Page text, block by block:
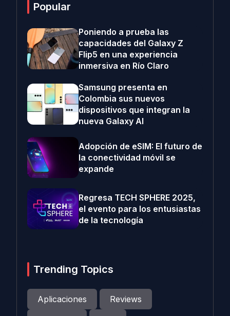
Popular
Poniendo a prueba las
capacidades del Galaxy Z
Flip5 en una experiencia
inmersiva en Río Claro
Samsung presenta en
Colombia sus nuevos
dispositivos que integran la
nueva Galaxy AI
Adopción de eSIM: El futuro de
la conectividad móvil se
expande
Regresa TECH SPHERE 2025,
el evento para los entusiastas
de la tecnología
Trending Topics
Aplicaciones
Reviews